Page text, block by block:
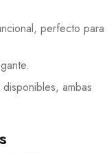
perfecto para
ambas